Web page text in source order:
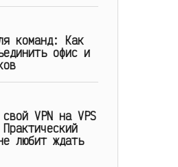
команд: Как
офис и
VPN на VPS
любит ждать